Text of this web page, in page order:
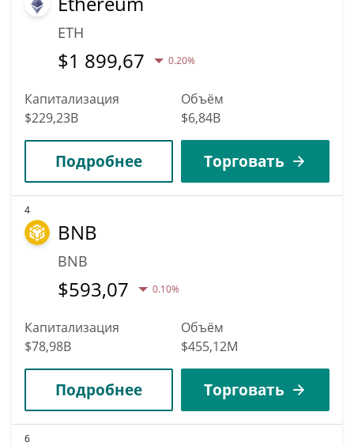
ETH
$1 899,67 0.20%
Капитализация
$229,23B
Объём
$6,84B
Подробнее Торговать
4
BNB
BNB
$593,07 0.10%
Капитализация
$78,98B
Объём
$455,12M
Подробнее Торговать
6